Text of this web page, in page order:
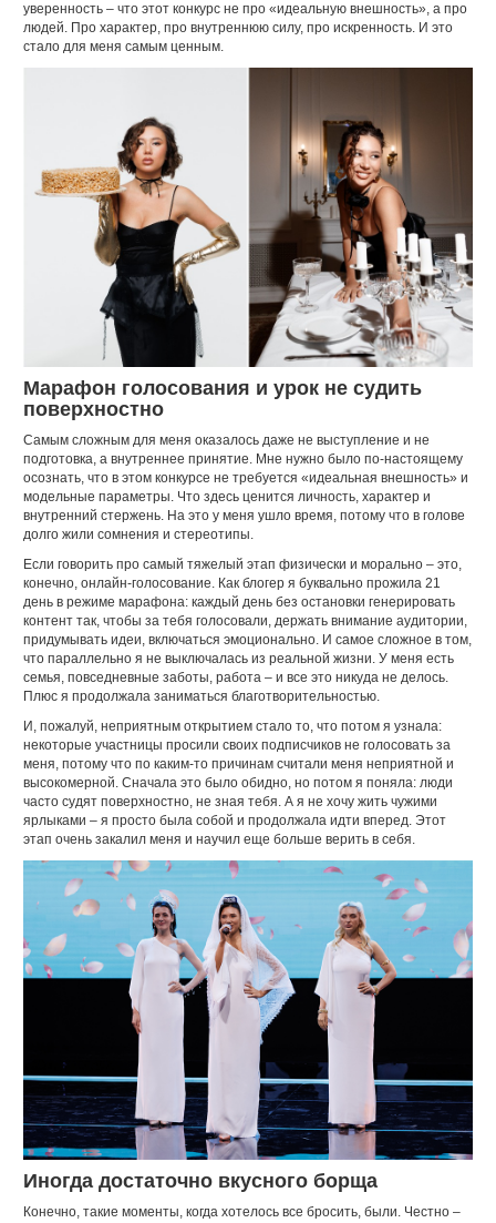
уверенность – что этот конкурс не про «идеальную внешность», а про
людей. Про характер, про внутреннюю силу, про искренность. И это
стало для меня самым ценным.
Марафон голосования и урок не судить
поверхностно
Самым сложным для меня оказалось даже не выступление и не
подготовка, а внутреннее принятие. Мне нужно было по-настоящему
осознать, что в этом конкурсе не требуется «идеальная внешность» и
модельные параметры. Что здесь ценится личность, характер и
внутренний стержень. На это у меня ушло время, потому что в голове
долго жили сомнения и стереотипы.
Если говорить про самый тяжелый этап физически и морально – это,
конечно, онлайн-голосование. Как блогер я буквально прожила 21
день в режиме марафона: каждый день без остановки генерировать
контент так, чтобы за тебя голосовали, держать внимание аудитории,
придумывать идеи, включаться эмоционально. И самое сложное в том,
что параллельно я не выключалась из реальной жизни. У меня есть
семья, повседневные заботы, работа – и все это никуда не делось.
Плюс я продолжала заниматься благотворительностью.
И, пожалуй, неприятным открытием стало то, что потом я узнала:
некоторые участницы просили своих подписчиков не голосовать за
меня, потому что по каким-то причинам считали меня неприятной и
высокомерной. Сначала это было обидно, но потом я поняла: люди
часто судят поверхностно, не зная тебя. А я не хочу жить чужими
ярлыками – я просто была собой и продолжала идти вперед. Этот
этап очень закалил меня и научил еще больше верить в себя.
Иногда достаточно вкусного борща
Конечно, такие моменты, когда хотелось все бросить, были. Честно –